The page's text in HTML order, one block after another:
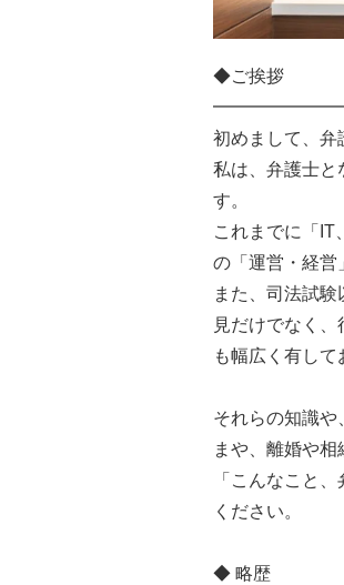
◆ご挨拶
初めまして、弁
私は、弁護士と
す。
これまでに「IT
の「運営・経営
また、司法試
見だけでなく
も幅広く有して
それらの知識や
まや、離婚や
「こんなこと
ください。
◆ 略歴